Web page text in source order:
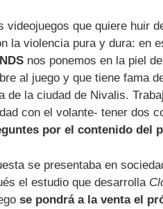
videojuegos que quiere huir
la violencia pura y dura: en
nos ponemos en la piel
al juego y que tiene fama
de la ciudad de Nivalis.
con el volante- tener dos
por el contenido del
se presentaba en
el estudio que desarrolla
se pondrá a la venta el